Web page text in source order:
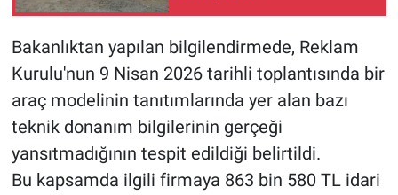
Bakanlıktan yapılan bilgilendirmede, Reklam
Kurulu'nun 9 Nisan 2026 tarihli toplantısında bir
araç modelinin tanıtımlarında yer alan bazı
teknik donanım bilgilerinin gerçeği
yansıtmadığının tespit edildiği belirtildi.
Bu kapsamda ilgili firmaya 863 bin 580 TL idari